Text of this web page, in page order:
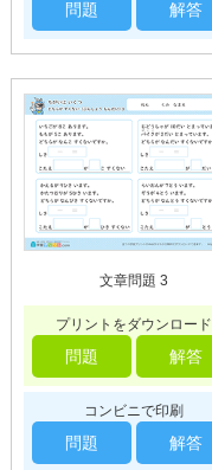
問題 解答
文章問題 3
プリントをダウンロード
問題 解答
コンビニで印刷
問題 解答